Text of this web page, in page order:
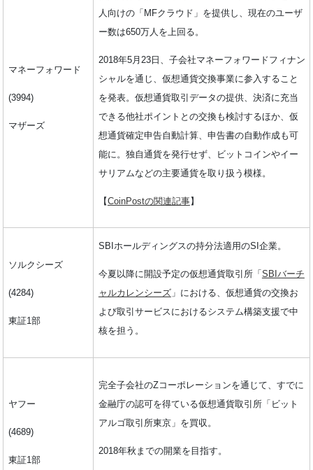
マネーフォワード
(3994)
マザーズ
人向けの「MFクラウド」を提供し、現在のユーザ
ー数は650万人を上回る。
2018年5月23日、子会社マネーフォワードフィナン
シャルを通じ、仮想通貨交換事業に参入すること
を発表。仮想通貨取引データの提供、決済に充当
できる他社ポイントとの交換も検討するほか、仮
想通貨確定申告自動計算、申告書の自動作成も可
能に。独自通貨を発行せず、ビットコインやイー
サリアムなどの主要通貨を取り扱う模様。
【CoinPostの関連記事】
ソルクシーズ
(4284)
東証1部
SBIホールディングスの持分法適用のSI企業。
今夏以降に開設予定の仮想通貨取引所「 SBIバーチ
ャルカレンシーズ」における、仮想通貨の交換お
よび取引サービスにおけるシステム構築支援で中
核を担う。
ヤフー
(4689)
東証1部
完全子会社のZコーポレーションを通じて、すでに
金融庁の認可を得ている仮想通貨取引所「ビット
アルゴ取引所東京」を買収。
2018年秋までの開業を目指す。